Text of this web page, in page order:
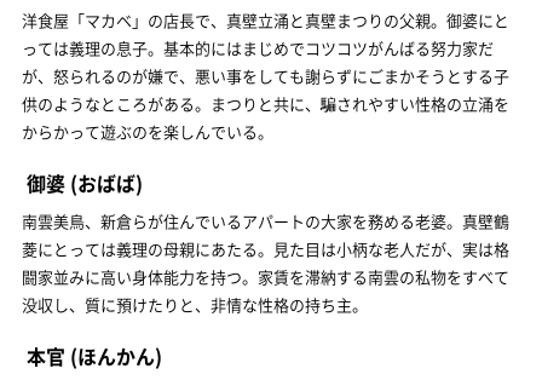
洋食屋「マカベ」の店長で、真壁立涌と真壁まつりの父親。御婆にと
っては義理の息子。基本的にはまじめでコツコツがんばる努力家だ
が、怒られるのが嫌で、悪い事をしても謝らずにごまかそうとする子
供のようなところがある。まつりと共に、騙されやすい性格の立涌を
からかって遊ぶのを楽しんでいる。
御婆 (おばば)
南雲美鳥、新倉らが住んでいるアパートの大家を務める老婆。真壁鶴
菱にとっては義理の母親にあたる。見た目は小柄な老人だが、実は格
闘家並みに高い身体能力を持つ。家賃を滞納する南雲の私物をすべて
没収し、質に預けたりと、非情な性格の持ち主。
本官 (ほんかん)